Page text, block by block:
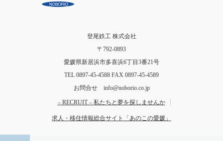
登尾鉄工 株式会社
〒792-0893
愛媛県新居浜市多喜浜6丁目3番21号
TEL 0897-45-4588 FAX 0897-45-4589
お問合せ info@noborio.co.jp
– RECRUIT – 私たちと夢を探しませんか
求人・移住情報総合サイト「あのこの愛媛」